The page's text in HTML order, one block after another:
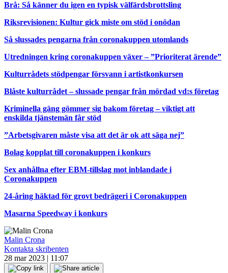
Brå: Så känner du igen en typisk välfärdsbrottsling
Riksrevisionen: Kultur gick miste om stöd i onödan
Så slussades pengarna från coronakuppen utomlands
Utredningen kring coronakuppen växer – ”Prioriterat ärende”
Kulturrådets stödpengar försvann i artistkonkursen
Blåste kulturrådet – slussade pengar från mördad vd:s företag
Kriminella gäng gömmer sig bakom företag – viktigt att
enskilda tjänstemän får stöd
”Arbetsgivaren måste visa att det är ok att säga nej”
Bolag kopplat till coronakuppen i konkurs
Sex anhållna efter EBM-tillslag mot inblandade i
Coronakuppen
24-åring häktad för grovt bedrägeri i Coronakuppen
Masarna Speedway i konkurs
Malin Crona
Kontakta skribenten
28 mar 2023 | 11:07